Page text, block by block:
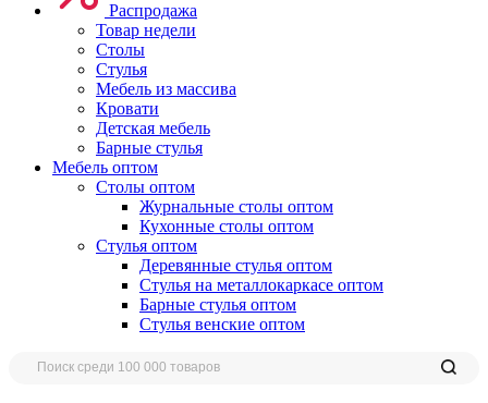
Распродажа
Товар недели
Столы
Стулья
Мебель из массива
Кровати
Детская мебель
Барные стулья
Мебель оптом
Столы оптом
Журнальные столы оптом
Кухонные столы оптом
Стулья оптом
Деревянные стулья оптом
Стулья на металлокаркасе оптом
Барные стулья оптом
Стулья венские оптом